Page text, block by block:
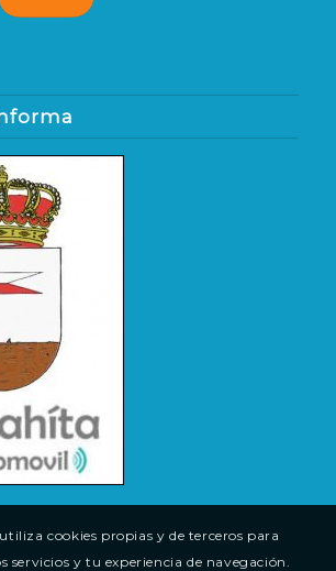
cookies propias y de terceros para
servicios y tu experiencia de navegación.